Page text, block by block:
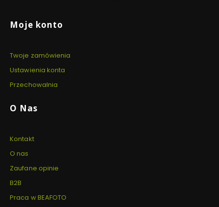
Linki w stopce
Moje konto
Twoje zamówienia
Ustawienia konta
Przechowalnia
O Nas
Kontakt
O nas
Zaufane opinie
B2B
Praca w BEAFOTO